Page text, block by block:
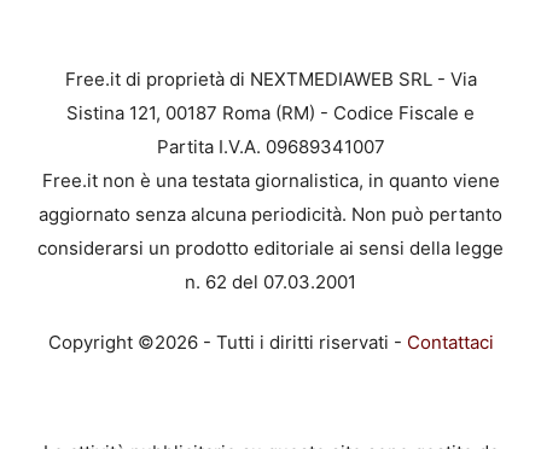
Free.it di proprietà di NEXTMEDIAWEB SRL - Via
Sistina 121, 00187 Roma (RM) - Codice Fiscale e
Partita I.V.A. 09689341007
Free.it non è una testata giornalistica, in quanto viene
aggiornato senza alcuna periodicità. Non può pertanto
considerarsi un prodotto editoriale ai sensi della legge
n. 62 del 07.03.2001
Copyright ©2026 - Tutti i diritti riservati - Contattaci